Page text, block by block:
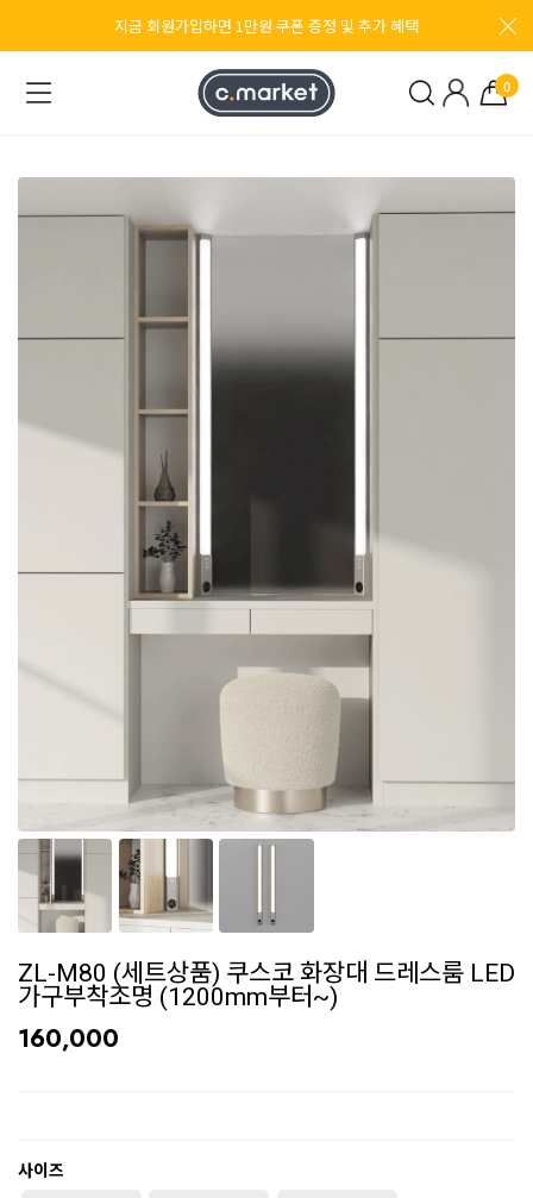
지금 회원가입하면 1만원 쿠폰 증정 및 추가 혜택
0
ZL-M80 (세트상품) 쿠스코 화장대 드레스룸 LED
가구부착조명 (1200mm부터~)
160,000
사이즈